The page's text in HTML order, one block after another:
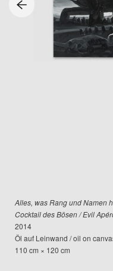
Alles, was Rang und Namen
Cocktail des Bösen / Evil
2014
Öl auf Leinwand / oil on
110 cm × 120 cm